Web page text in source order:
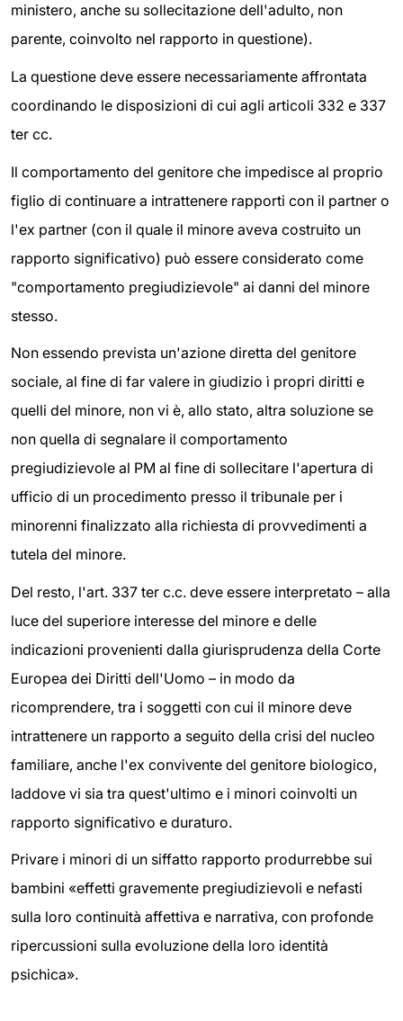
ministero, anche su sollecitazione dell'adulto, non
parente, coinvolto nel rapporto in questione).
La questione deve essere necessariamente affrontata
coordinando le disposizioni di cui agli articoli 332 e 337
ter cc.
Il comportamento del genitore che impedisce al proprio
figlio di continuare a intrattenere rapporti con il partner o
l'ex partner (con il quale il minore aveva costruito un
rapporto significativo) può essere considerato come
"comportamento pregiudizievole" ai danni del minore
stesso.
Non essendo prevista un'azione diretta del genitore
sociale, al fine di far valere in giudizio ì propri diritti e
quelli del minore, non vi è, allo stato, altra soluzione se
non quella di segnalare il comportamento
pregiudizievole al PM al fine di sollecitare l'apertura di
ufficio di un procedimento presso il tribunale per i
minorenni finalizzato alla richiesta di provvedimenti a
tutela del minore.
Del resto, l'art. 337 ter c.c. deve essere interpretato – alla
luce del superiore interesse del minore e delle
indicazioni provenienti dalla giurisprudenza della Corte
Europea dei Diritti dell'Uomo – in modo da
ricomprendere, tra i soggetti con cui il minore deve
intrattenere un rapporto a seguito della crisi del nucleo
familiare, anche l'ex convivente del genitore biologico,
laddove vi sia tra quest'ultimo e i minori coinvolti un
rapporto significativo e duraturo.
Privare i minori di un siffatto rapporto produrrebbe sui
bambini «effetti gravemente pregiudizievoli e nefasti
sulla loro continuità affettiva e narrativa, con profonde
ripercussioni sulla evoluzione della loro identità
psichica».